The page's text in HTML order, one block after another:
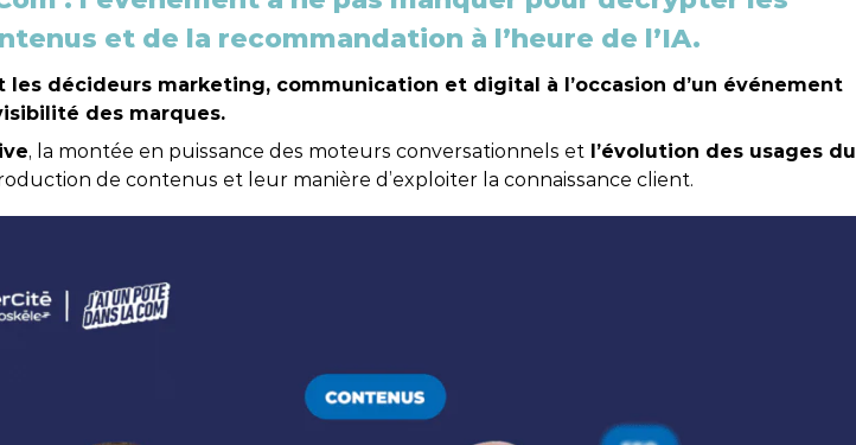
Content Marketing
IA !
Nantes
Rennes
DÉCOUVRIR
TÉLÉCHARGER
et de la recommandation à l’heure de l’IA.
les décideurs marketing, communication et digital à l’occasion d’un événement
des marques.
, la montée en puissance des moteurs conversationnels et l’évolution des usages du
de contenus et leur manière d’exploiter la connaissance client.